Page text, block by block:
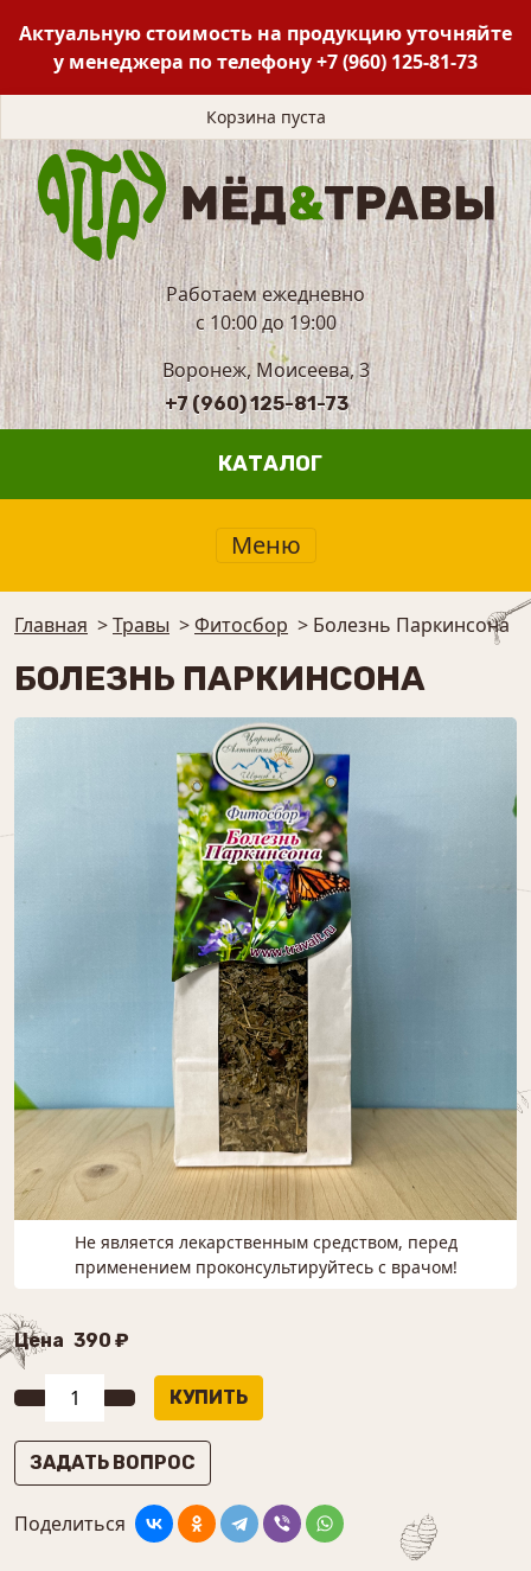
Актуальную стоимость на продукцию уточняйте
у менеджера по телефону+7 (960) 125-81-73
Корзина пуста
Работаем ежедневно
с 10:00 до 19:00
Воронеж, Моисеева, 3
+7 (960) 125-81-73
КАТАЛОГ
Меню
Главная >Травы >Фитосбор > Болезнь Паркинсона
БОЛЕЗНЬ ПАРКИНСОНА
Не является лекарственным средством, перед
применением проконсультируйтесь с врачом!
Цена 390 ₽
ЗАДАТЬ ВОПРОС
Поделиться